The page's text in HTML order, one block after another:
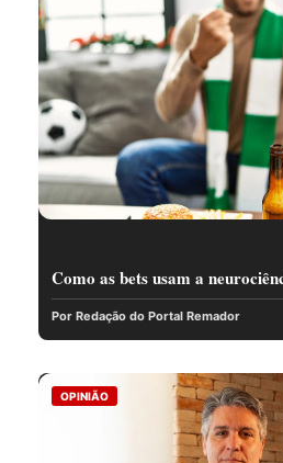
Como as bets usam a
Por Redação do Portal Remador
OPINIÃO